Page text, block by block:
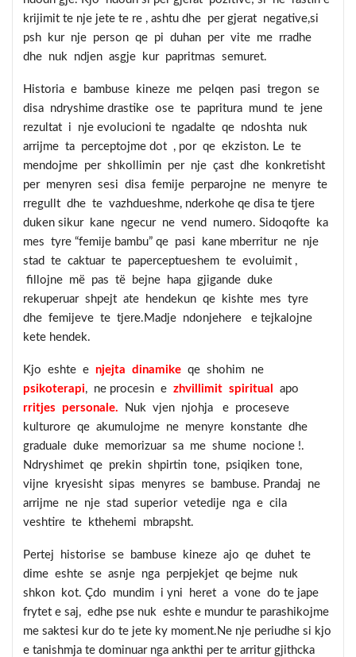
krijimit te nje jete te re , ashtu dhe per gjerat negative,si
psh kur nje person qe pi duhan per vite me rradhe
dhe nuk ndjen asgje kur papritmas semuret.
Historia e bambuse kineze me pelqen pasi tregon se
disa ndryshime drastike ose te papritura mund te jene
rezultat i nje evolucioni te ngadalte qe ndoshta nuk
arrijme ta perceptojme dot , por qe ekziston. Le te
mendojme per shkollimin per nje çast dhe konkretisht
per menyren sesi disa femije perparojne ne menyre te
rregullt dhe te vazhdueshme, nderkohe qe disa te tjere
duken sikur kane ngecur ne vend numero. Sidoqofte ka
mes tyre “femije bambu” qe pasi kane mberritur ne nje
stad te caktuar te paperceptueshem te evoluimit ,
fillojne më pas të bejne hapa gjigande duke
rekuperuar shpejt ate hendekun qe kishte mes tyre
dhe femijeve te tjere.Madje ndonjehere e tejkalojne
kete hendek.
Kjo eshte e njejta dinamike qe shohim ne
psikoterapi, ne procesin e zhvillimit spiritual
apo
rritjes personale. Nuk vjen njohja e proceseve
kulturore qe akumulojme ne menyre konstante dhe
graduale duke memorizuar sa me shume nocione !.
Ndryshimet qe prekin shpirtin tone, psiqiken tone,
vijne kryesisht sipas menyres se bambuse. Prandaj ne
arrijme ne nje stad superior vetedije nga e cila
veshtire te kthehemi mbrapsht.
Pertej historise se bambuse kineze ajo qe duhet te
dime eshte se asnje nga perpjekjet qe bejme nuk
shkon kot. Çdo mundim i yni heret a vone do te jape
frytet e saj, edhe pse nuk eshte e mundur te parashikojme
me saktesi kur do te jete ky moment.Ne nje periudhe si kjo
e tanishmja te dominuar nga ankthi per te arritur gjithcka